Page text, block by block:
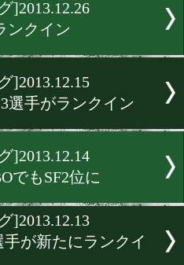
ング]2014.1.15
たに2選手がランク
ング]2014.1.11
ランクイン
ング]2014.1.9
日本4選手がランク